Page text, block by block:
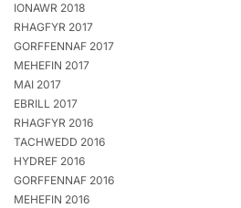
IONAWR 2018
RHAGFYR 2017
GORFFENNAF 2017
MEHEFIN 2017
MAI 2017
EBRILL 2017
RHAGFYR 2016
TACHWEDD 2016
HYDREF 2016
GORFFENNAF 2016
MEHEFIN 2016